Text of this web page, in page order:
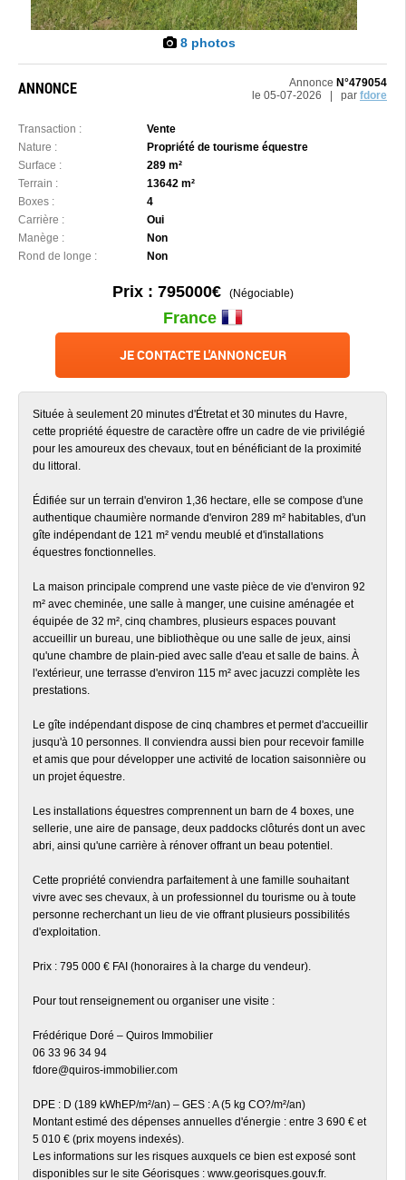
8 photos
ANNONCE Annonce N°479054
le 05-07-2026 | par fdore
Transaction :
Vente
Nature :
Propriété de tourisme équestre
Surface :
289 m²
Terrain :
13642 m²
Boxes :
4
Carrière :
Oui
Manège :
Non
Rond de longe :
Non
Prix : 795000€(Négociable)
France
JE CONTACTE L'ANNONCEUR
Située à seulement 20 minutes d'Étretat et 30 minutes du Havre,
cette propriété équestre de caractère offre un cadre de vie privilégié
pour les amoureux des chevaux, tout en bénéficiant de la proximité
du littoral.
Édifiée sur un terrain d'environ 1,36 hectare, elle se compose d'une
authentique chaumière normande d'environ 289 m² habitables, d'un
gîte indépendant de 121 m² vendu meublé et d'installations
équestres fonctionnelles.
La maison principale comprend une vaste pièce de vie d'environ 92
m² avec cheminée, une salle à manger, une cuisine aménagée et
équipée de 32 m², cinq chambres, plusieurs espaces pouvant
accueillir un bureau, une bibliothèque ou une salle de jeux, ainsi
qu'une chambre de plain-pied avec salle d'eau et salle de bains. À
l'extérieur, une terrasse d'environ 115 m² avec jacuzzi complète les
prestations.
Le gîte indépendant dispose de cinq chambres et permet d'accueillir
jusqu'à 10 personnes. Il conviendra aussi bien pour recevoir famille
et amis que pour développer une activité de location saisonnière ou
un projet équestre.
Les installations équestres comprennent un barn de 4 boxes, une
sellerie, une aire de pansage, deux paddocks clôturés dont un avec
abri, ainsi qu'une carrière à rénover offrant un beau potentiel.
Cette propriété conviendra parfaitement à une famille souhaitant
vivre avec ses chevaux, à un professionnel du tourisme ou à toute
personne recherchant un lieu de vie offrant plusieurs possibilités
d'exploitation.
Prix : 795 000 € FAI (honoraires à la charge du vendeur).
Pour tout renseignement ou organiser une visite :
Frédérique Doré – Quiros Immobilier
06 33 96 34 94
fdore@quiros-immobilier.com
DPE : D (189 kWhEP/m²/an) – GES : A (5 kg CO?/m²/an)
Montant estimé des dépenses annuelles d'énergie : entre 3 690 € et
5 010 € (prix moyens indexés).
Les informations sur les risques auxquels ce bien est exposé sont
disponibles sur le site Géorisques : www.georisques.gouv.fr.